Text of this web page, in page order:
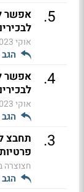
5
.
אפשר
אוקי
הגב
4
.
אפשר
אוקי
הגב
3
.
תחבצ
פרטיות
חצוצרה
הגב